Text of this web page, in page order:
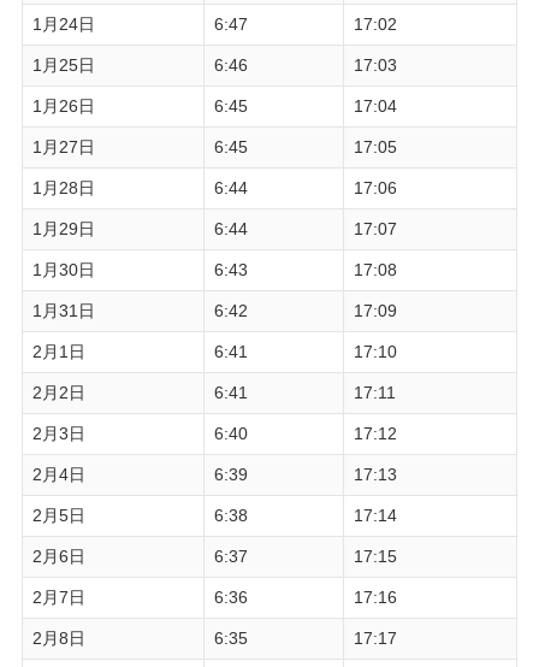
1月24日 6:47 17:02
1月25日 6:46 17:03
1月26日 6:45 17:04
1月27日 6:45 17:05
1月28日 6:44 17:06
1月29日 6:44 17:07
1月30日 6:43 17:08
1月31日 6:42 17:09
2月1日 6:41 17:10
2月2日 6:41 17:11
2月3日 6:40 17:12
2月4日 6:39 17:13
2月5日 6:38 17:14
2月6日 6:37 17:15
2月7日 6:36 17:16
2月8日 6:35 17:17